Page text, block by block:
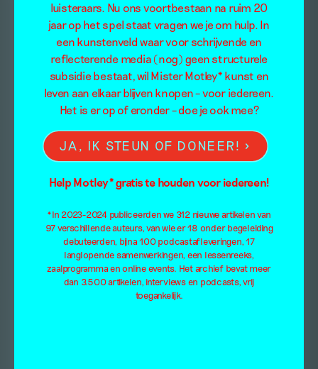
luisteraars. Nu ons voortbestaan na ruim 20
jaar op het spel staat vragen we je om hulp. In
een kunstenveld waar voor schrijvende en
reflecterende media (nog) geen structurele
subsidie bestaat, wil Mister Motley* kunst en
leven aan elkaar blijven knopen – voor iedereen.
Het is er op of eronder – doe je ook mee?
JA, IK STEUN OF DONEER!
Help Motley* gratis te houden voor iedereen!
*In 2023-2024 publiceerden we 312 nieuwe artikelen van
97 verschillende auteurs, van wie er 18 onder begeleiding
debuteerden, bijna 100 podcastafleveringen, 17
langlopende samenwerkingen, een lessenreeks,
zaalprogramma en online events. Het archief bevat meer
dan 3.500 artikelen, interviews en podcasts, vrij
toegankelijk.